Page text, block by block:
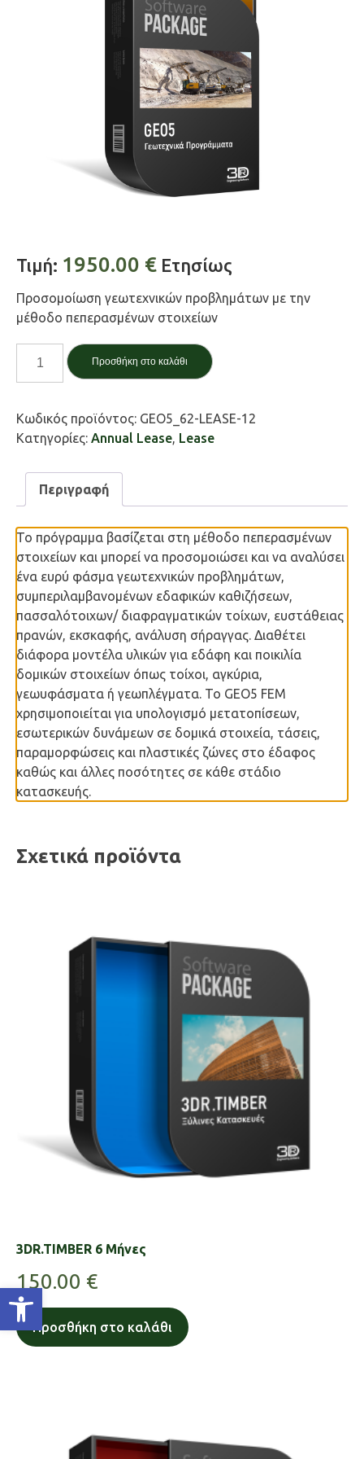
Ανοίξτε τη γραμμή εργαλείων
Τιμή: 1950.00 € Ετησίως
Προσομοίωση γεωτεχνικών προβλημάτων με την
μέθοδο πεπερασμένων στοιχείων
ποσότητα
Προσθήκη στο καλάθι
Κωδικός προϊόντος: GEO5_62-LEASE-12
Κατηγορίες: Annual Lease, Lease
Περιγραφή
Το πρόγραμμα βασίζεται στη μέθοδο πεπερασμένων
στοιχείων και μπορεί να προσομοιώσει και να αναλύσει
ένα ευρύ φάσμα γεωτεχνικών προβλημάτων,
συμπεριλαμβανομένων εδαφικών καθιζήσεων,
πασσαλότοιχων/ διαφραγματικών τοίχων, ευστάθειας
πρανών, εκσκαφής, ανάλυση σήραγγας. Διαθέτει
διάφορα μοντέλα υλικών για εδάφη και ποικιλία
δομικών στοιχείων όπως τοίχοι, αγκύρια,
γεωυφάσματα ή γεωπλέγματα. Το GEO5 FEM
χρησιμοποιείται για υπολογισμό μετατοπίσεων,
εσωτερικών δυνάμεων σε δομικά στοιχεία, τάσεις,
παραμορφώσεις και πλαστικές ζώνες στο έδαφος
καθώς και άλλες ποσότητες σε κάθε στάδιο
κατασκευής.
Σχετικά προϊόντα
3DR.TIMBER 6 Μήνες
150.00 €
Προσθήκη στο καλάθι